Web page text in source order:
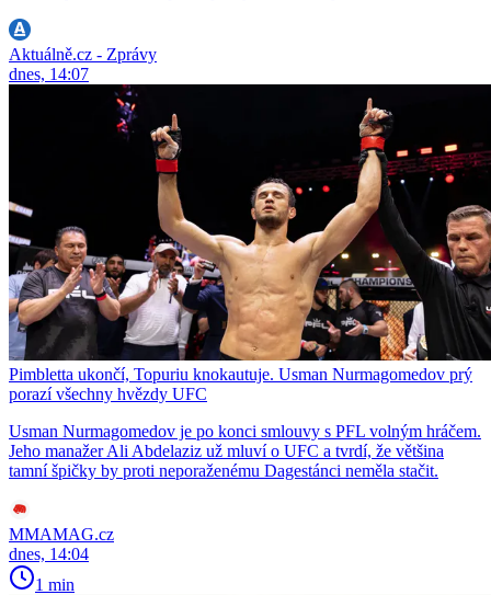
Aktuálně.cz - Zprávy
dnes, 14:07
Pimbletta ukončí, Topuriu knokautuje. Usman Nurmagomedov prý
porazí všechny hvězdy UFC
Usman Nurmagomedov je po konci smlouvy s PFL volným hráčem.
Jeho manažer Ali Abdelaziz už mluví o UFC a tvrdí, že většina
tamní špičky by proti neporaženému Dagestánci neměla stačit.
MMAMAG.cz
dnes, 14:04
1 min